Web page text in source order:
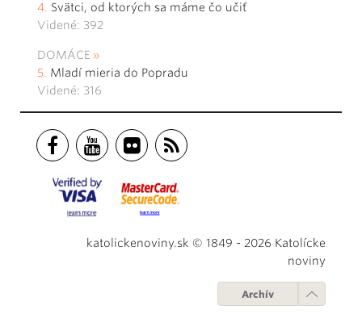
Svätci, od ktorých sa máme čo učiť
Videné: 392
DOMÁCE
Mladí mieria do Popradu
Videné: 316
katolickenoviny.sk © 1849 - 2026 Katolícke
noviny
Archív